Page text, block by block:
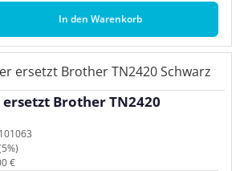
In den Warenkorb
Brother TN2420
€